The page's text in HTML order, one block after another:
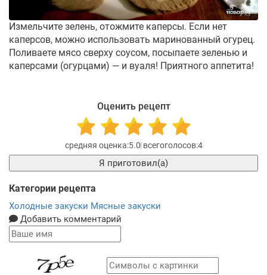
Измельчите зелень, отожмите каперсы. Если нет
каперсов, можно использовать маринованный огурец.
Поливаете мясо сверху соусом, посыпаете зеленью и
каперсами (огурцами) — и вуаля! Приятного аппетита!
Оценить рецепт
5.0 4
Я приготовил(а)
Категории рецепта
Холодные закуски Мясные закуски
Добавить комментарий